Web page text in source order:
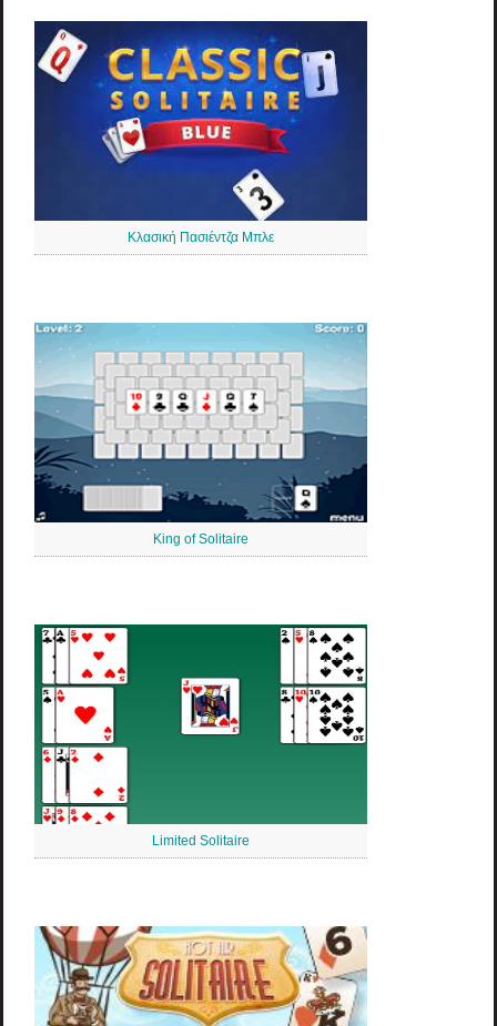
Κλασική Πασιέντζα Μπλε
King of Solitaire
Limited Solitaire